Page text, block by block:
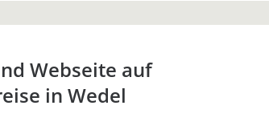
Webseite auf
in Wedel